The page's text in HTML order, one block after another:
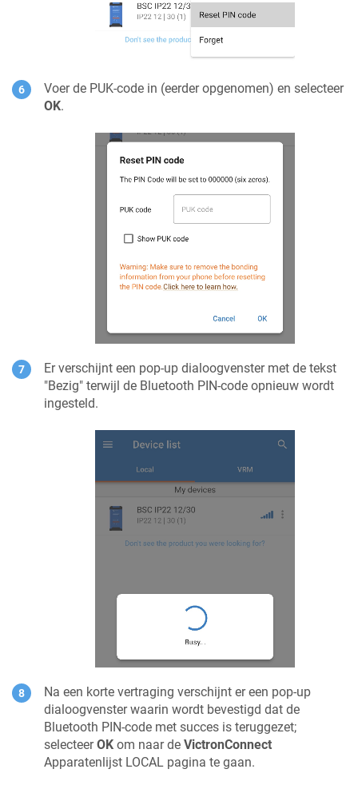
Voer de PUK-code in (eerder opgenomen) en selecteer
OK.
Er verschijnt een pop-up dialoogvenster met de tekst
"Bezig" terwijl de Bluetooth PIN-code opnieuw wordt
ingesteld.
Na een korte vertraging verschijnt er een pop-up
dialoogvenster waarin wordt bevestigd dat de
Bluetooth PIN-code met succes is teruggezet;
selecteerOK om naar de VictronConnect
Apparatenlijst LOCAL pagina te gaan.